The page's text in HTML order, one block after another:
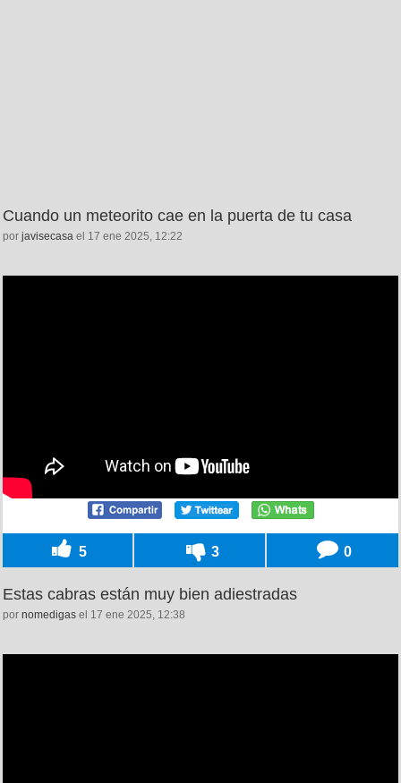
Cuando un meteorito cae en la puerta de tu casa
por javisecasa el 17 ene 2025, 12:22
5 3 0
Estas cabras están muy bien adiestradas
por nomedigas el 17 ene 2025, 12:38